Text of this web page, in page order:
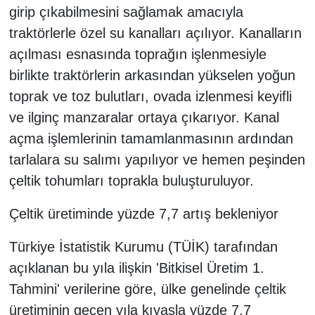
girip çıkabilmesini sağlamak amacıyla
traktörlerle özel su kanalları açılıyor. Kanalların
açılması esnasında toprağın işlenmesiyle
birlikte traktörlerin arkasından yükselen yoğun
toprak ve toz bulutları, ovada izlenmesi keyifli
ve ilginç manzaralar ortaya çıkarıyor. Kanal
açma işlemlerinin tamamlanmasının ardından
tarlalara su salımı yapılıyor ve hemen peşinden
çeltik tohumları toprakla buluşturuluyor.
Çeltik üretiminde yüzde 7,7 artış bekleniyor
Türkiye İstatistik Kurumu (TÜİK) tarafından
açıklanan bu yıla ilişkin 'Bitkisel Üretim 1.
Tahmini' verilerine göre, ülke genelinde çeltik
üretiminin geçen yıla kıyasla yüzde 7,7